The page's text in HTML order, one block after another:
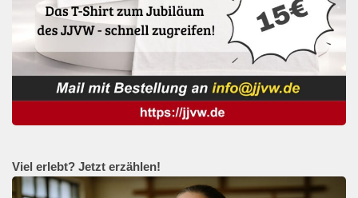
Viel erlebt? Jetzt erzählen!